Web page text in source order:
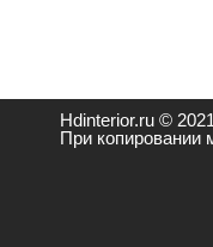
Hdinterior.ru © 2021
При копировании